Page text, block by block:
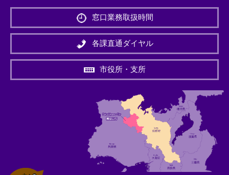
外
リ
ン
＞
窓口業務取扱時間
各課直通ダイヤル
市役所・支所